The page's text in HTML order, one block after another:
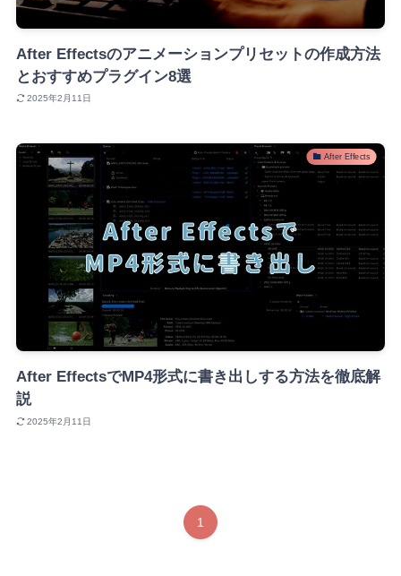
After Effectsのアニメーションプリセットの作成方法
とおすすめプラグイン8選
2025年2月11日
After Effects
After EffectsでMP4形式に書き出しする方法を徹底解
説
2025年2月11日
1